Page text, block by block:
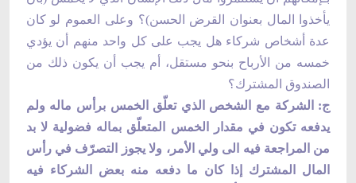
يأخذوا المال بعنوان القرض الحسن)؟ وعلى العموم لو كان
عدة أشخاص شركاء هل يجب على كل واحد منهم أن يؤدي
خمسه من الأرباح بنحو مستقل، أم يجب أن يكون ذلك من
الصندوق المشترك؟
ج: الشركة مع الشخص الذي تعلّق الخمس برأس ماله ولم
يدفعه تكون في مقدار الخمس المتعلّق بماله فضولية لا بد
من المراجعة فيه الى ولي الأمر، ولا يجوز التصرّف في رأس
المال المشترك إذا كان ما دفعه منه بعض الشركاء فيه